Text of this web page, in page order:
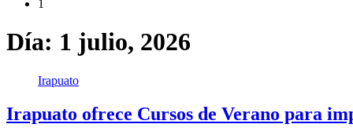
1
Día: 1 julio, 2026
Irapuato
Irapuato ofrece Cursos de Verano para